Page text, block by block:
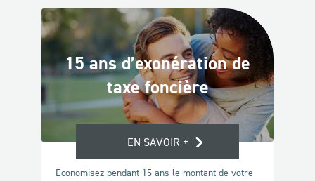
15 ans d’exonération de
taxe foncière
EN SAVOIR +
Economisez pendant 15 ans le montant de votre